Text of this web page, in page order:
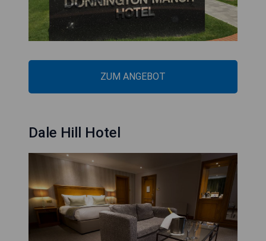
ZUM ANGEBOT
Dale Hill Hotel